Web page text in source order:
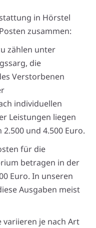
in Hörstel
zusammen:
zählen unter
die
Verstorbenen
individuellen
Leistungen liegen
und 4.500 Euro.
für die
betragen in der
Euro. In unseren
Ausgaben meist
variieren je nach Art